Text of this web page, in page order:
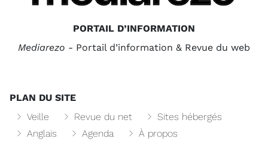
PORTAIL D’INFORMATION
Mediarezo - Portail d’information & Revue du web
PLAN DU SITE
Veille
Revue du net
Sites hébergés
Anglais
Agenda À propos